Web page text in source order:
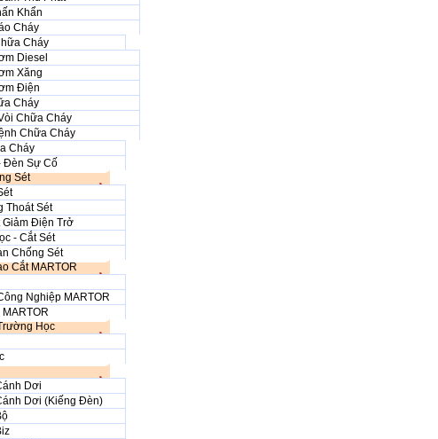
Khẩn
Cháy
Cháy
Diesel
Xăng
Điện
Cháy
Chữa Cháy
Chữa Cháy
Cháy
Đèn Sự Cố
Sét
Thoát Sét
Giảm Điện Trở
- Cắt Sét
Chống Sét
Cắt MARTOR
Nghiệp MARTOR
Học
Dơi
Dơi (Kiếng Đèn)